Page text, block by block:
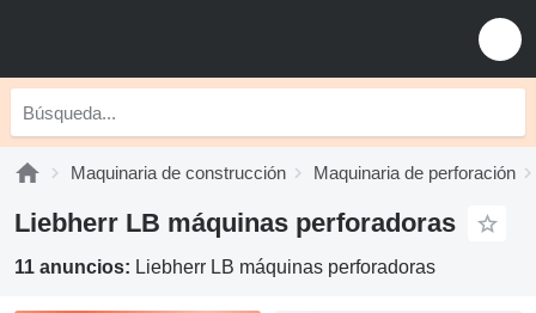
Maquinaria de construcción Maquinaria de perforación
Liebherr LB máquinas perforadoras
11 anuncios: Liebherr LB máquinas perforadoras